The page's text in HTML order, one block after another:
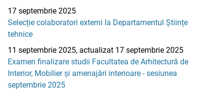
17 septembrie 2025
Selecție colaboratori externi la Departamentul Științe
tehnice
11 septembrie 2025, actualizat 17 septembrie 2025
Examen finalizare studii Facultatea de Arhitectură de
Interior, Mobilier și amenajări interioare - sesiunea
septembrie 2025